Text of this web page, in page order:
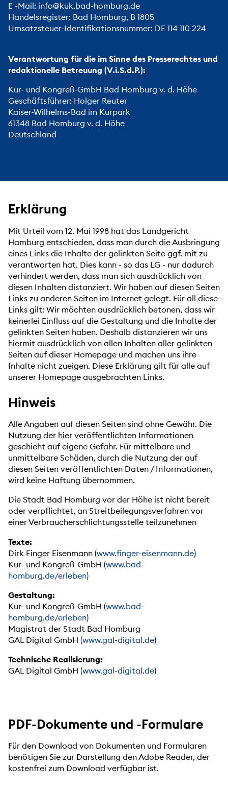
E -Mail: info@kuk.bad-homburg.de
Handelsregister: Bad Homburg, B 1805
Umsatzsteuer-Identifikationsnummer: DE 114 110 224
Verantwortung für die im Sinne des Presserechtes und
redaktionelle Betreuung (V.i.S.d.P.):
Kur- und Kongreß-GmbH Bad Homburg v. d. Höhe
Geschäftsführer: Holger Reuter
Kaiser-Wilhelms-Bad im Kurpark
61348 Bad Homburg v. d. Höhe
Deutschland
Erklärung
Mit Urteil vom 12. Mai 1998 hat das Landgericht
Hamburg entschieden, dass man durch die Ausbringung
eines Links die Inhalte der gelinkten Seite ggf. mit zu
verantworten hat. Dies kann - so das LG - nur dadurch
verhindert werden, dass man sich ausdrücklich von
diesen Inhalten distanziert. Wir haben auf diesen Seiten
Links zu anderen Seiten im Internet gelegt. Für all diese
Links gilt: Wir möchten ausdrücklich betonen, dass wir
keinerlei Einfluss auf die Gestaltung und die Inhalte der
gelinkten Seiten haben. Deshalb distanzieren wir uns
hiermit ausdrücklich von allen Inhalten aller gelinkten
Seiten auf dieser Homepage und machen uns ihre
Inhalte nicht zueigen. Diese Erklärung gilt für alle auf
unserer Homepage ausgebrachten Links.
Hinweis
Alle Angaben auf diesen Seiten sind ohne Gewähr. Die
Nutzung der hier veröffentlichten Informationen
geschieht auf eigene Gefahr. Für mittelbare und
unmittelbare Schäden, durch die Nutzung der auf
diesen Seiten veröffentlichten Daten / Informationen,
wird keine Haftung übernommen.
Die Stadt Bad Homburg vor der Höhe ist nicht bereit
oder verpflichtet, an Streitbeilegungsverfahren vor
einer Verbraucherschlichtungsstelle teilzunehmen
Texte:
Dirk Finger Eisenmann (www.finger-eisenmann.de)
Kur- und Kongreß-GmbH (www.bad-
homburg.de/erleben)
Gestaltung:
Kur- und Kongreß-GmbH (www.bad-
homburg.de/erleben)
Magistrat der Stadt Bad Homburg
GAL Digital GmbH (www.gal-digital.de)
Technische Realisierung:
GAL Digital GmbH (www.gal-digital.de)
PDF-Dokumente und -Formulare
Für den Download von Dokumenten und Formularen
benötigen Sie zur Darstellung den Adobe Reader, der
kostenfrei zum Download verfügbar ist.